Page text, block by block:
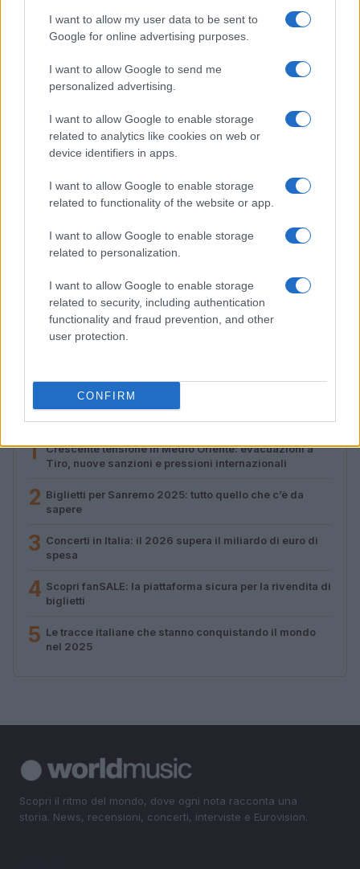
I want to allow my user data to be sent to
Google for online advertising purposes.
I want to allow Google to send me
personalized advertising.
I want to allow Google to enable storage
related to analytics like cookies on web or
device identifiers in apps.
I want to allow Google to enable storage
related to functionality of the website or app.
I want to allow Google to enable storage
related to personalization.
I want to allow Google to enable storage
related to security, including authentication
functionality and fraud prevention, and other
user protection.
CONFIRM
Noemi in ospedale: il racconto della riabilitazione e il
ritorno sul palco
NEWS
Valle d’Aosta: polemiche tra sindacato e istituzioni per
le supplenze scolastiche
Edoardo Marchesi · 5 Ago 2026
PIÙ LETTI
1
Crescente tensione in Medio Oriente: evacuazioni a
Tiro, nuove sanzioni e pressioni internazionali
2 Biglietti per Sanremo 2025: tutto quello che c’è da
sapere
3 Concerti in Italia: il 2026 supera il miliardo di euro di
spesa
4 Scopri fanSALE: la piattaforma sicura per la rivendita di
biglietti
5 Le tracce italiane che stanno conquistando il mondo
nel 2025
Scopri il ritmo del mondo, dove ogni nota racconta una
storia. News, recensioni, concerti, interviste e Eurovision.